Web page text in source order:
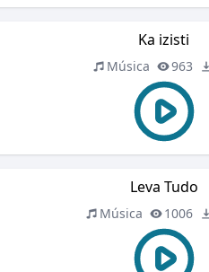
Ka izisti
Música 963
Leva Tudo
Música 1006